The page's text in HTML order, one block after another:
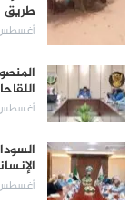
طريق
أغسطس 6,
أغسطس 6,
أغسطس 6,